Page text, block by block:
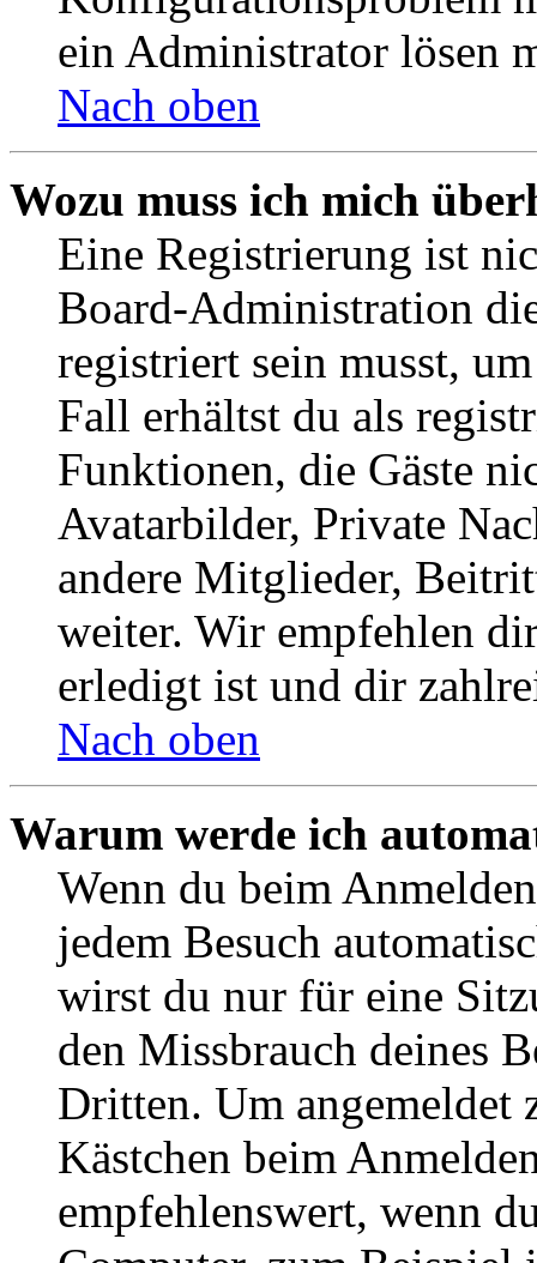
ein Administrator lösen
Nach oben
Wozu muss ich mich
Eine Registrierung ist
Board-Administration
registriert sein musst,
Fall erhältst du als
Funktionen, die Gäste
Avatarbilder, Private
andere Mitglieder,
weiter. Wir empfehlen
erledigt ist und dir
Nach oben
Warum werde ich
Wenn du beim
jedem Besuch
wirst du nur für eine
den Missbrauch deines
Dritten. Um angemeldet
Kästchen beim
empfehlenswert, wenn